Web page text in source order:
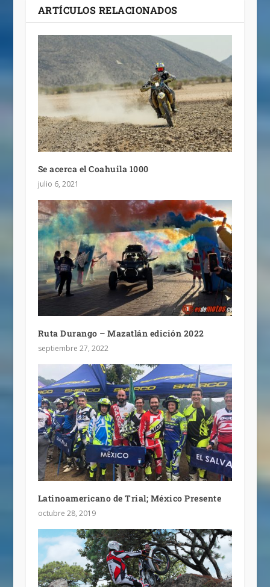
ARTÍCULOS RELACIONADOS
Se acerca el Coahuila 1000
julio 6, 2021
Ruta Durango – Mazatlán edición 2022
septiembre 27, 2022
Latinoamericano de Trial; México Presente
octubre 28, 2019